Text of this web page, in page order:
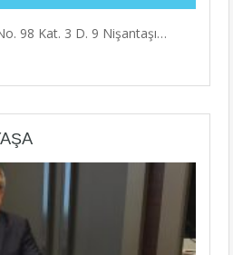
98 Kat. 3 D. 9 Nişantaşı…